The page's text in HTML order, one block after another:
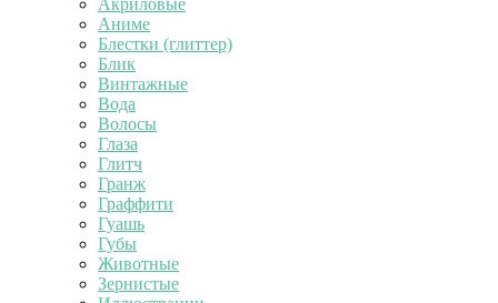
Акриловые
Аниме
Блестки (глиттер)
Блик
Винтажные
Вода
Волосы
Глаза
Глитч
Гранж
Граффити
Гуашь
Губы
Животные
Зернистые